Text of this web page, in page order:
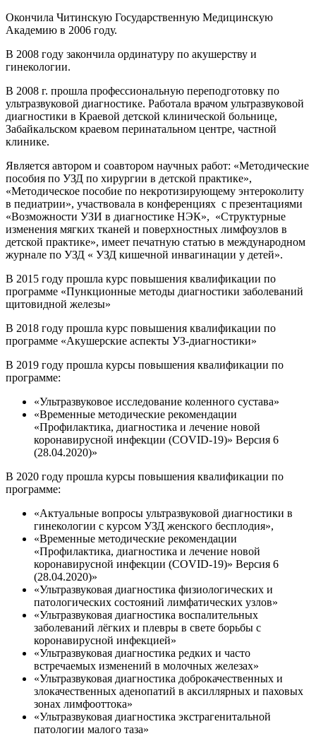
Окончила Читинскую Государственную Медицинскую
Академию в 2006 году.
В 2008 году закончила ординатуру по акушерству и
гинекологии.
В 2008 г. прошла профессиональную переподготовку по
ультразвуковой диагностике. Работала врачом ультразвуковой
диагностики в Краевой детской клинической больнице,
Забайкальском краевом перинатальном центре, частной
клинике.
Является автором и соавтором научных работ: «Методические
пособия по УЗД по хирургии в детской практике»,
«Методическое пособие по некротизирующему энтероколиту
в педиатрии», участвовала в конференциях с презентациями
«Возможности УЗИ в диагностике НЭК», «Структурные
изменения мягких тканей и поверхностных лимфоузлов в
детской практике», имеет печатную статью в международном
журнале по УЗД « УЗД кишечной инвагинации у детей».
В 2015 году прошла курс повышения квалификации по
программе «Пункционные методы диагностики заболеваний
щитовидной железы»
В 2018 году прошла курс повышения квалификации по
программе «Акушерские аспекты УЗ-диагностики»
В 2019 году прошла курсы повышения квалификации по
программе:
«Ультразвуковое исследование коленного сустава»
«Временные методические рекомендации
«Профилактика, диагностика и лечение новой
коронавирусной инфекции (COVID-19)» Версия 6
(28.04.2020)»
В 2020 году прошла курсы повышения квалификации по
программе:
«Актуальные вопросы ультразвуковой диагностики в
гинекологии с курсом УЗД женского бесплодия»,
«Временные методические рекомендации
«Профилактика, диагностика и лечение новой
коронавирусной инфекции (COVID-19)» Версия 6
(28.04.2020)»
«Ультразвуковая диагностика физиологических и
патологических состояний лимфатических узлов»
«Ультразвуковая диагностика воспалительных
заболеваний лёгких и плевры в свете борьбы с
коронавирусной инфекцией»
«Ультразвуковая диагностика редких и часто
встречаемых изменений в молочных железах»
«Ультразвуковая диагностика доброкачественных и
злокачественных аденопатий в аксиллярных и паховых
зонах лимфооттока»
«Ультразвуковая диагностика экстрагенитальной
патологии малого таза»